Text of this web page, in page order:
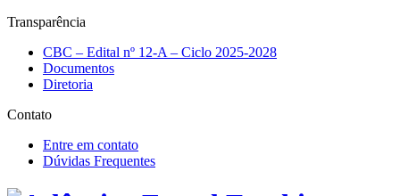
Transparência
CBC – Edital nº 12-A – Ciclo 2025-2028
Documentos
Diretoria
Contato
Entre em contato
Dúvidas Frequentes